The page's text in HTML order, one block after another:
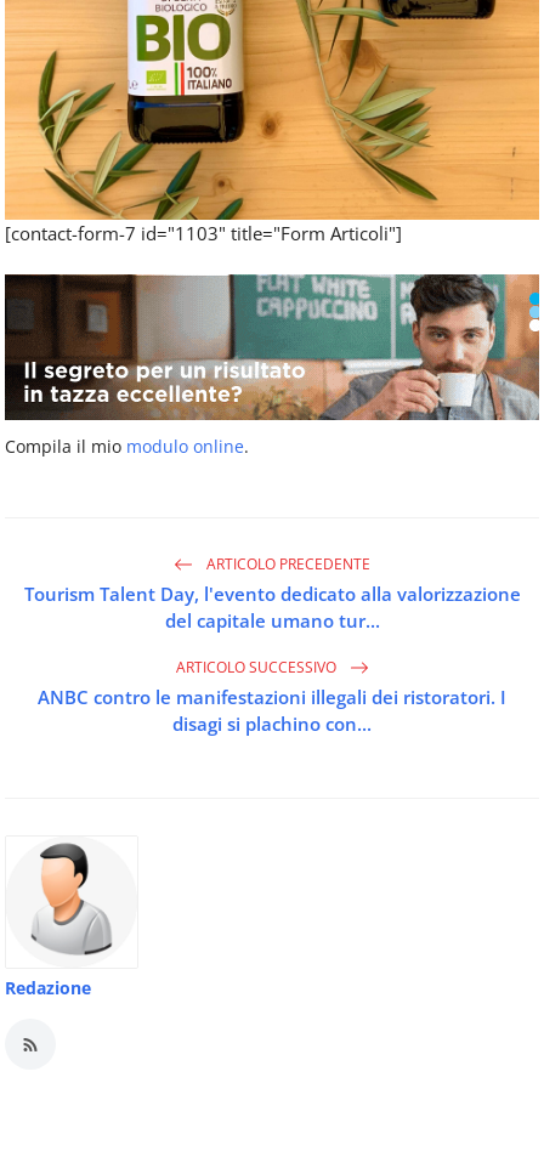
[contact-form-7 id="1103" title="Form Articoli"]
Compila il mio modulo online.
ARTICOLO PRECEDENTE
Tourism Talent Day, l'evento dedicato alla valorizzazione
del capitale umano tur...
ARTICOLO SUCCESSIVO
ANBC contro le manifestazioni illegali dei ristoratori. I
disagi si plachino con...
Redazione